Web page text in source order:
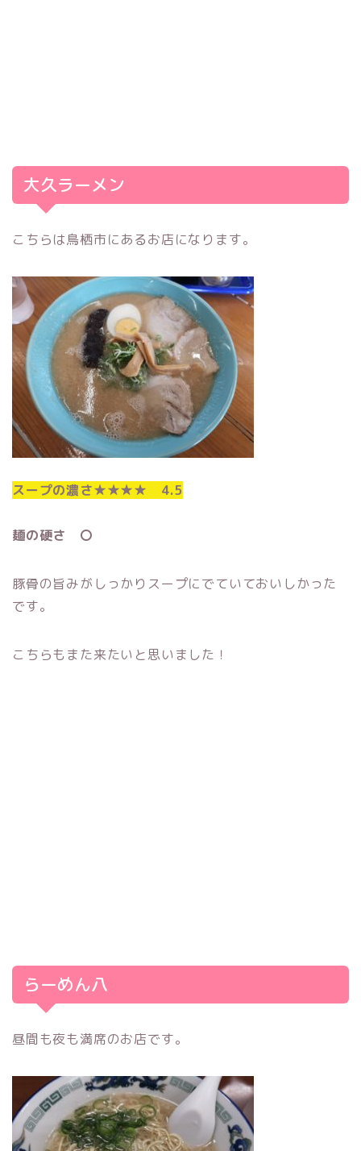
大久ラーメン
こちらは鳥栖市にあるお店になります。
スープの濃さ★★★★ 4.5
麺の硬さ 〇
豚骨の旨みがしっかりスープにでていておいしかった
です。
こちらもまた来たいと思いました！
らーめん八
昼間も夜も満席のお店です。